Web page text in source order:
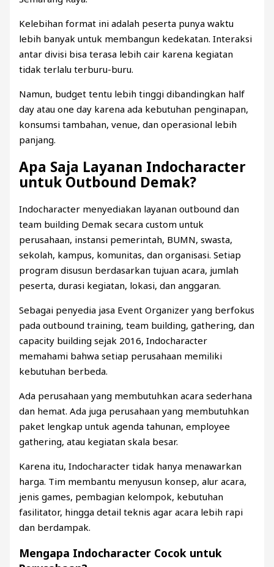
Kelebihan format ini adalah peserta punya waktu
lebih banyak untuk membangun kedekatan. Interaksi
antar divisi bisa terasa lebih cair karena kegiatan
tidak terlalu terburu-buru.
Namun, budget tentu lebih tinggi dibandingkan half
day atau one day karena ada kebutuhan penginapan,
konsumsi tambahan, venue, dan operasional lebih
panjang.
Apa Saja Layanan Indocharacter
untuk Outbound Demak?
Indocharacter menyediakan layanan outbound dan
team building Demak secara custom untuk
perusahaan, instansi pemerintah, BUMN, swasta,
sekolah, kampus, komunitas, dan organisasi. Setiap
program disusun berdasarkan tujuan acara, jumlah
peserta, durasi kegiatan, lokasi, dan anggaran.
Sebagai penyedia jasa Event Organizer yang berfokus
pada outbound training, team building, gathering, dan
capacity building sejak 2016, Indocharacter
memahami bahwa setiap perusahaan memiliki
kebutuhan berbeda.
Ada perusahaan yang membutuhkan acara sederhana
dan hemat. Ada juga perusahaan yang membutuhkan
paket lengkap untuk agenda tahunan, employee
gathering, atau kegiatan skala besar.
Karena itu, Indocharacter tidak hanya menawarkan
harga. Tim membantu menyusun konsep, alur acara,
jenis games, pembagian kelompok, kebutuhan
fasilitator, hingga detail teknis agar acara lebih rapi
dan berdampak.
Mengapa Indocharacter Cocok untuk